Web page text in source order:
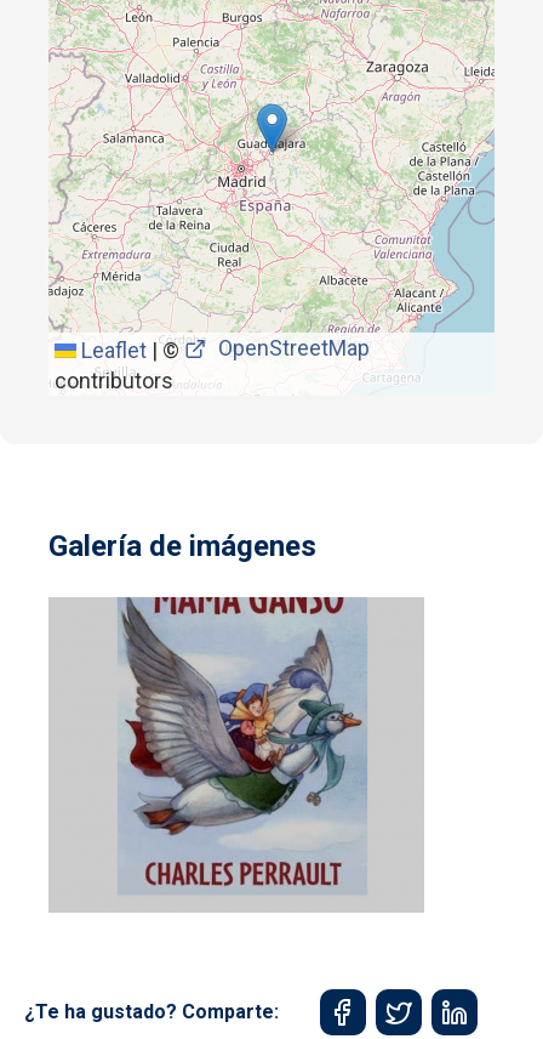
Leaflet |©
OpenStreetMap
contributors
Galería de imágenes
¿Te ha gustado? Comparte: